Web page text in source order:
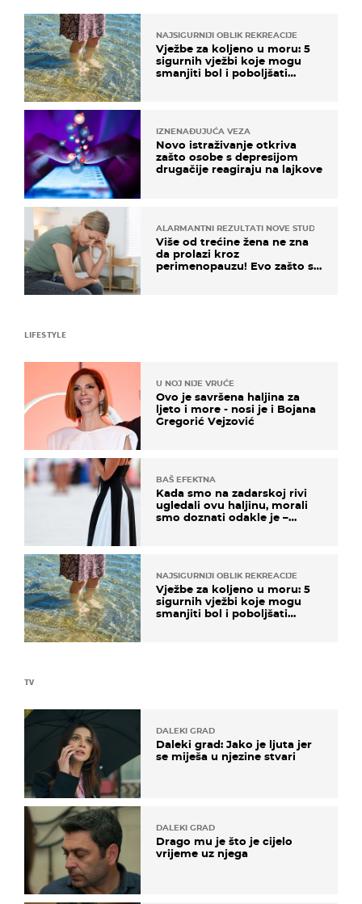
NAJSIGURNIJI OBLIK REKREACIJE
Vježbe za koljeno u moru: 5
sigurnih vježbi koje mogu
smanjiti bol i poboljšati
IZNENAĐUJUĆA VEZA
Novo istraživanje otkriva
zašto osobe s depresijom
drugačije reagiraju na lajkove
ALARMANTNI REZULTATI NOVE STUDIJE
Više od trećine žena ne zna
da prolazi kroz
perimenopauzu! Evo zašto su
TV
DALEKI GRAD
Daleki grad: Jako je ljuta jer
se miješa u njezine stvari
DALEKI GRAD
Drago mu je što je cijelo
vrijeme uz njega
LIFESTYLE
U NOJ NIJE VRUĆE
Ovo je savršena haljina za
ljeto i more - nosi je i Bojana
Gregorić Vejzović
BAŠ EFEKTNA
Kada smo na zadarskoj rivi
ugledali ovu haljinu, morali
smo doznati odakle je –
NAJSIGURNIJI OBLIK REKREACIJE
Vježbe za koljeno u moru: 5
sigurnih vježbi koje mogu
smanjiti bol i poboljšati